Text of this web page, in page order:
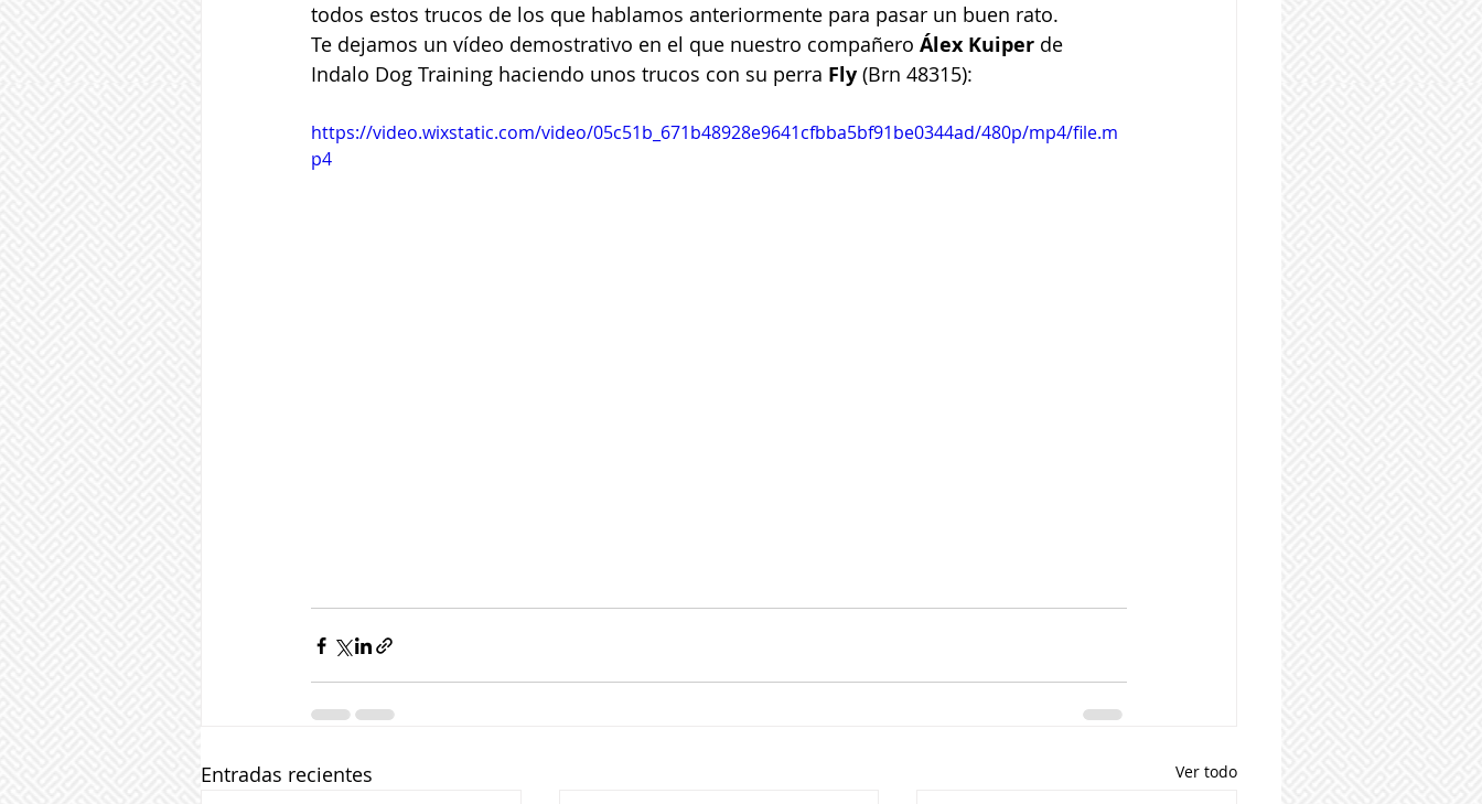
todos estos trucos de los que hablamos anteriormente para pasar un buen rato.
Te dejamos un vídeo demostrativo en el que nuestro compañero Álex Kuiper de
Indalo Dog Training haciendo unos trucos con su perra Fly (Brn 48315):
https://video.wixstatic.com/video/05c51b_671b48928e9641cfbba5bf91be0344ad/480p/mp4/file.m
p4
Entradas recientes Ver todo